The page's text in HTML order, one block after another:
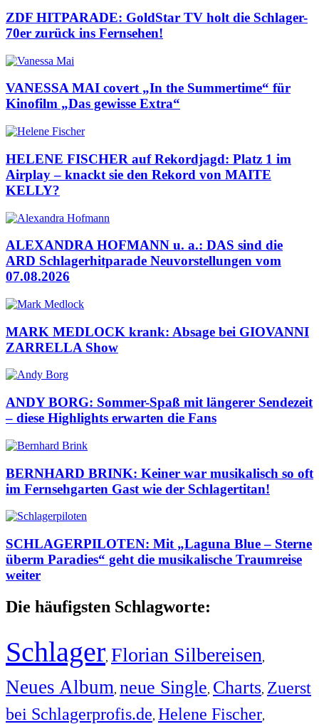
ZDF HITPARADE: GoldStar TV holt die Schlager-
70er zurück ins Fernsehen!
VANESSA MAI covert „In the Summertime“ für
Kinofilm „Das gewisse Extra“
HELENE FISCHER auf Rekordjagd: Platz 1 im
Airplay – knackt sie den Rekord von MAITE
KELLY?
ALEXANDRA HOFMANN u. a.: DAS sind die
ARD Schlagerhitparade Neuvorstellungen vom
07.08.2026
MARK MEDLOCK krank: Absage bei GIOVANNI
ZARRELLA Show
ANDY BORG: Sommer-Spaß mit längerer Sendezeit
– diese Highlights erwarten die Fans
BERNHARD BRINK: Keiner war musikalisch so oft
im Fernsehgarten Gast wie der Schlagertitan!
SCHLAGERPILOTEN: Mit „Laguna Blue – Sterne
überm Paradies“ geht die musikalische Traumreise
weiter
Die häufigsten Schlagworte:
Schlager, Florian Silbereisen,
Neues Album, neue Single, Charts, Zuerst
bei Schlagerprofis.de, Helene Fischer,